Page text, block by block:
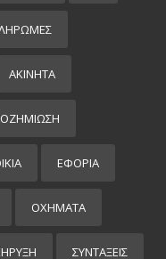
ΑΚΙΝΗΤΑ
ΕΦΟΡΙΑ
ΟΧΗΜΑΤΑ
ΣΥΝΤΑΞΕΙΣ